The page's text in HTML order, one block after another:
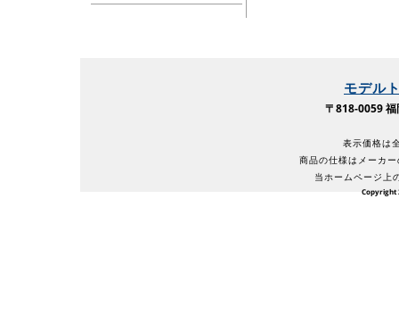
モデル
〒818-0059
表示価格は
商品の仕様はメーカ
当ホームページ上
Copyright